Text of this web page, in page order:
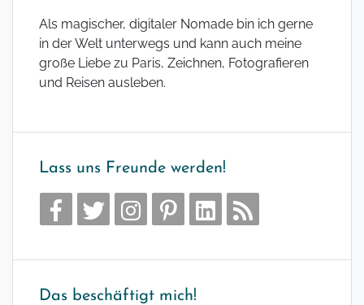
Als magischer, digitaler Nomade bin ich gerne
in der Welt unterwegs und kann auch meine
große Liebe zu Paris, Zeichnen, Fotografieren
und Reisen ausleben.
Lass uns Freunde werden!
Das beschäftigt mich!